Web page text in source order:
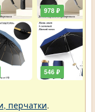
978 ₽
546 ₽
перчатки.